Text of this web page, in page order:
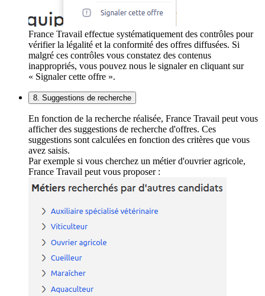
France Travail effectue systématiquement des contrôles pour
vérifier la légalité et la conformité des offres diffusées. Si
malgré ces contrôles vous constatez des contenus
inappropriés, vous pouvez nous le signaler en cliquant sur
« Signaler cette offre ».
8. Suggestions de recherche
En fonction de la recherche réalisée, France Travail peut vous
afficher des suggestions de recherche d'offres. Ces
suggestions sont calculées en fonction des critères que vous
avez saisis.
Par exemple si vous cherchez un métier d'ouvrier agricole,
France Travail peut vous proposer :